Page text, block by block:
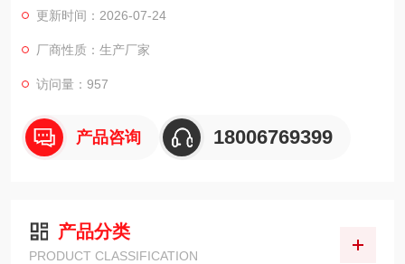
更新时间：2026-07-24
厂商性质：生产厂家
访问量：957
产品咨询 18006769399
产品分类
PRODUCT CLASSIFICATION